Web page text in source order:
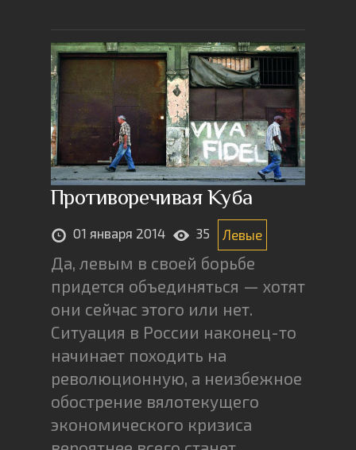
Противоречивая Куба
01 января 2014 35 Левые
Да, левым в своей борьбе
придется объединяться — хотят
они сейчас этого или нет.
Ситуация в России наконец-то
начинает походить на
революционную, а неизбежное
обострение вялотекущего
экономического кризиса